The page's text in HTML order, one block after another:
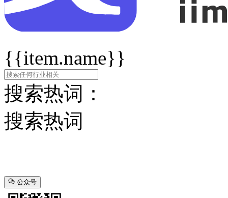
{{item.name}}
搜索热词：
搜索热词
公众号